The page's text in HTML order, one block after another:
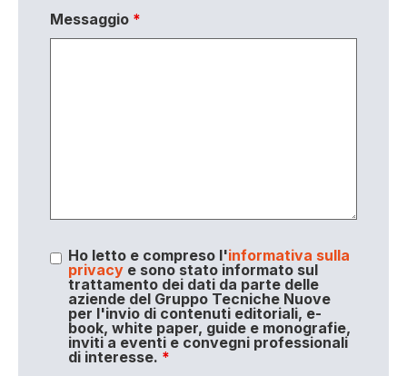
Messaggio *
Ho letto e compreso l'informativa sulla
privacye sono stato informato sul
trattamento dei dati da parte delle
aziende del Gruppo Tecniche Nuove
per l'invio di contenuti editoriali, e-
book, white paper, guide e monografie,
inviti a eventi e convegni professionali
di interesse. *